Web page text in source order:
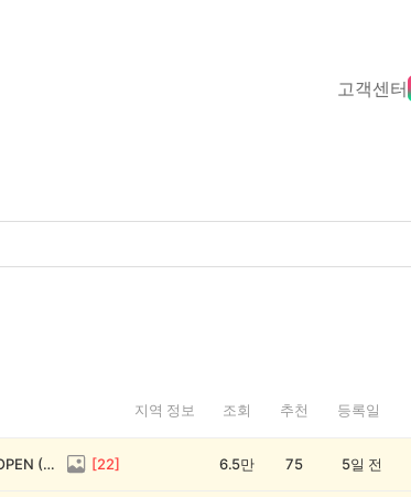
고객센터
지역 정보 조회 추천 등록일
전원 1,000캐시! 🥳 우리 동네 썰전 14회차 OPEN (~8/17) [22] 6.5만 75 5일 전